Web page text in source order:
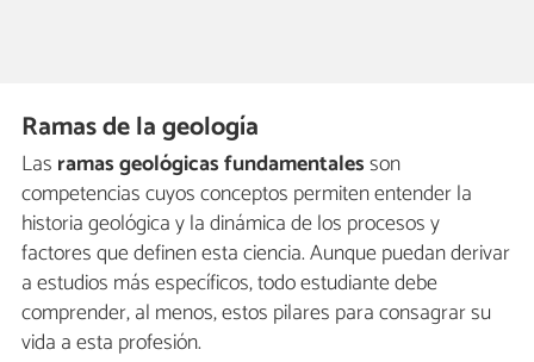
Ramas de la geología
Las ramas geológicas fundamentalesson
competencias cuyos conceptos permiten entender la
historia geológica y la dinámica de los procesos y
factores que definen esta ciencia. Aunque puedan derivar
a estudios más específicos, todo estudiante debe
comprender, al menos, estos pilares para consagrar su
vida a esta profesión.